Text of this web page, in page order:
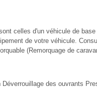
celles d'un véhicule de
de votre véhicule.
(Remorquage de
des ouvrants